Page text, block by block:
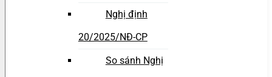
Nghị định
20/2025/NĐ-CP
So sánh Nghị